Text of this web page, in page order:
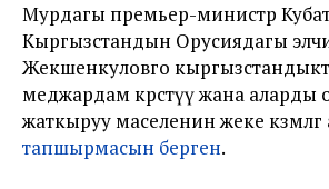
Мурдагы премьер-министр
Кыргызстандын Орусиядагы
Жекшенкуловго
меджардам көрсөтүү жана аларды
жаткыруу маселенин жеке көзөмөлгө
тапшырмасын берген.